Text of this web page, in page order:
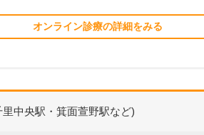
オンライン診療の詳細をみる
里中央駅・箕面萱野駅など)